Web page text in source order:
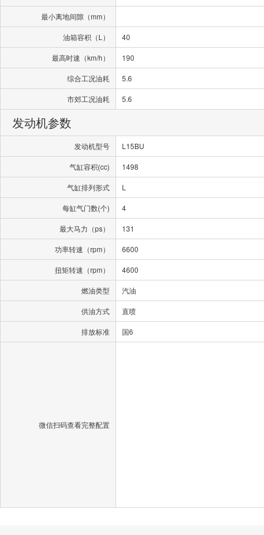
最小离地间隙（mm）
油箱容积（L） 40
最高时速（km/h） 190
综合工况油耗 5.6
市郊工况油耗 5.6
发动机参数
发动机型号 L15BU
气缸容积(cc) 1498
气缸排列形式 L
每缸气门数(个) 4
最大马力（ps） 131
功率转速（rpm） 6600
扭矩转速（rpm） 4600
燃油类型 汽油
供油方式 直喷
排放标准 国6
微信扫码查看完整配置